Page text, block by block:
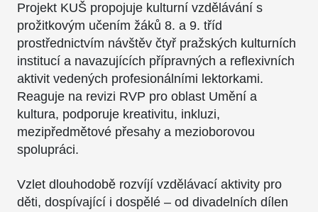
Projekt KUŠ propojuje kulturní vzdělávání s
prožitkovým učením žáků 8. a 9. tříd
prostřednictvím návštěv čtyř pražských kulturních
institucí a navazujících přípravných a reflexivních
aktivit vedených profesionálními lektorkami.
Reaguje na revizi RVP pro oblast Umění a
kultura, podporuje kreativitu, inkluzi,
mezipředmětové přesahy a mezioborovou
spolupráci.
Vzlet dlouhodobě rozvíjí vzdělávací aktivity pro
děti, dospívající i dospělé – od divadelních dílen